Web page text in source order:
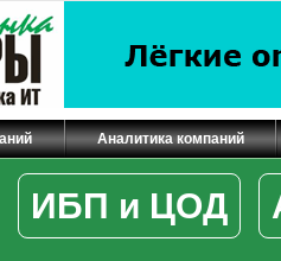
Аналитика компаний
ИБП и ЦОД